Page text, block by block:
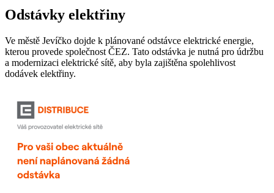
Odstávky elektřiny
Ve městě Jevíčko dojde k plánované odstávce elektrické energie,
kterou provede společnost ČEZ. Tato odstávka je nutná pro údržbu
a modernizaci elektrické sítě, aby byla zajištěna spolehlivost
dodávek elektřiny.